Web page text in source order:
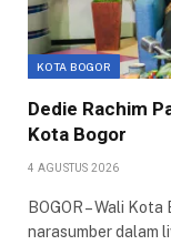
KOTA BOGOR
Dedie Rachim
Kota Bogor
4 AGUSTUS 2026
BOGOR – Wali
narasumber dalam